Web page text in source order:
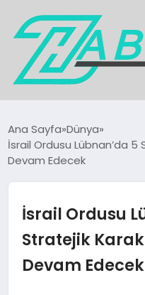
GÜNDEM
EĞITIM
Ana Sayfa Dünya
İsrail Ordusu Lübnan’da
Devam Edecek
İsrail Ordusu
Stratejik
Devam Edecek